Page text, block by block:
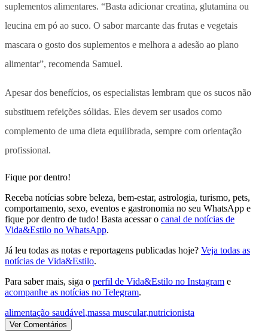
suplementos alimentares. “Basta adicionar creatina, glutamina ou
leucina em pó ao suco. O sabor marcante das frutas e vegetais
mascara o gosto dos suplementos e melhora a adesão ao plano
alimentar”, recomenda Samuel.
Apesar dos benefícios, os especialistas lembram que os sucos não
substituem refeições sólidas. Eles devem ser usados como
complemento de uma dieta equilibrada, sempre com orientação
profissional.
Fique por dentro!
Receba notícias sobre beleza, bem-estar, astrologia, turismo, pets,
comportamento, sexo, eventos e gastronomia no seu WhatsApp e
fique por dentro de tudo! Basta acessar o canal de notícias de
Vida&Estilo no WhatsApp.
Já leu todas as notas e reportagens publicadas hoje? Veja todas as
notícias de Vida&Estilo.
Para saber mais, siga o perfil de Vida&Estilo no Instagram e
acompanhe as notícias no Telegram.
alimentação saudável,massa muscular,nutricionista
Ver Comentários